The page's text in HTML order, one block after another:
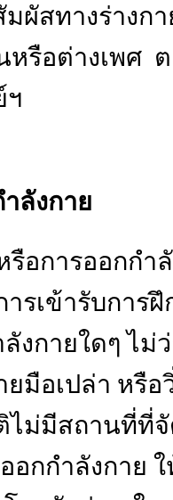
ผัสทางร่างก
หรือต่างเพศ
ฯ
ลังกาย
อการออกกำ
รเข้ารับการ
งกายใดๆ ไม่
มือเปล่า หรื
ไม่มีสถานที่ที่
อกกำลังกาย